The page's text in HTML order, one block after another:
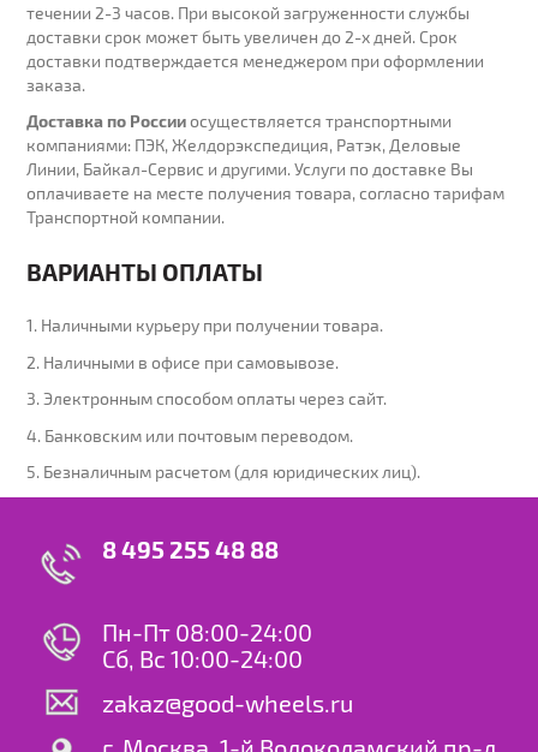
течении 2-3 часов. При высокой загруженности службы
доставки срок может быть увеличен до 2-х дней. Cрок
доставки подтверждается менеджером при оформлении
заказа.
Доставка по Россииосуществляется транспортными
компаниями: ПЭК, Желдорэкспедиция, Ратэк, Деловые
Линии, Байкал-Сервис и другими. Услуги по доставке Вы
оплачиваете на месте получения товара, согласно тарифам
Транспортной компании.
ВАРИАНТЫ ОПЛАТЫ
1. Наличными курьеру при получении товара.
2. Наличными в офисе при самовывозе.
3. Электронным способом оплаты через сайт.
4. Банковским или почтовым переводом.
5. Безналичным расчетом (для юридических лиц).
8 495 255 48 88
Пн-Пт 08:00-24:00
Сб, Вс 10:00-24:00
zakaz@good-wheels.ru